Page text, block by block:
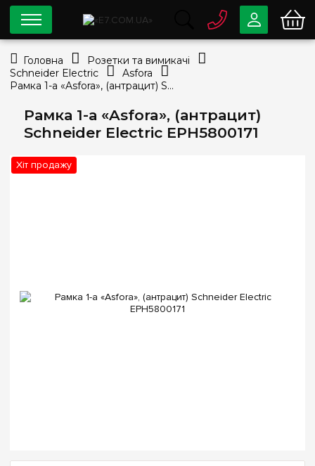
Рамка 1-а «Asfora», (антрацит)
Schneider Electric EPH5800171
Хіт продажу
0 80033-63-07
info@e7.com.ua
Viber Telegram
Головна
Розетки та вимикачі
Schneider Electric
Asfora
Рамка 1-а «Asfora», (антрацит) Schneider Electric EPH5800171